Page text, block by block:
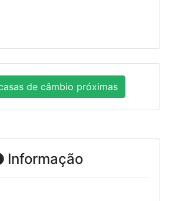
de câmbio próximas
Informação